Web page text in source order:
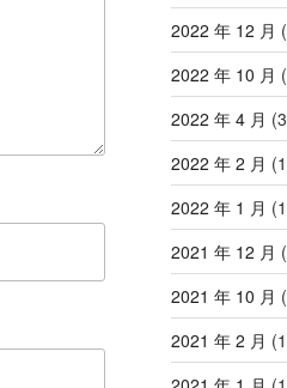
2022 年 12 月
2022 年 10 月
2022 年 4 月
2022 年 2 月
2022 年 1 月
2021 年 12 月
2021 年 10 月
2021 年 2 月